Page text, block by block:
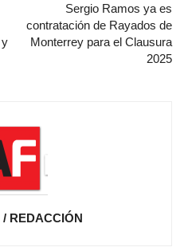
y
Sergio Ramos ya es
contratación de Rayados de
Monterrey para el Clausura
2025
REDACCIÓN